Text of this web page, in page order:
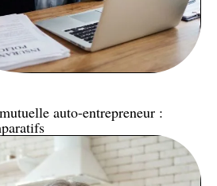
auto-entrepreneur :